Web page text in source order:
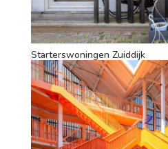
Starterswoningen Zuiddijk